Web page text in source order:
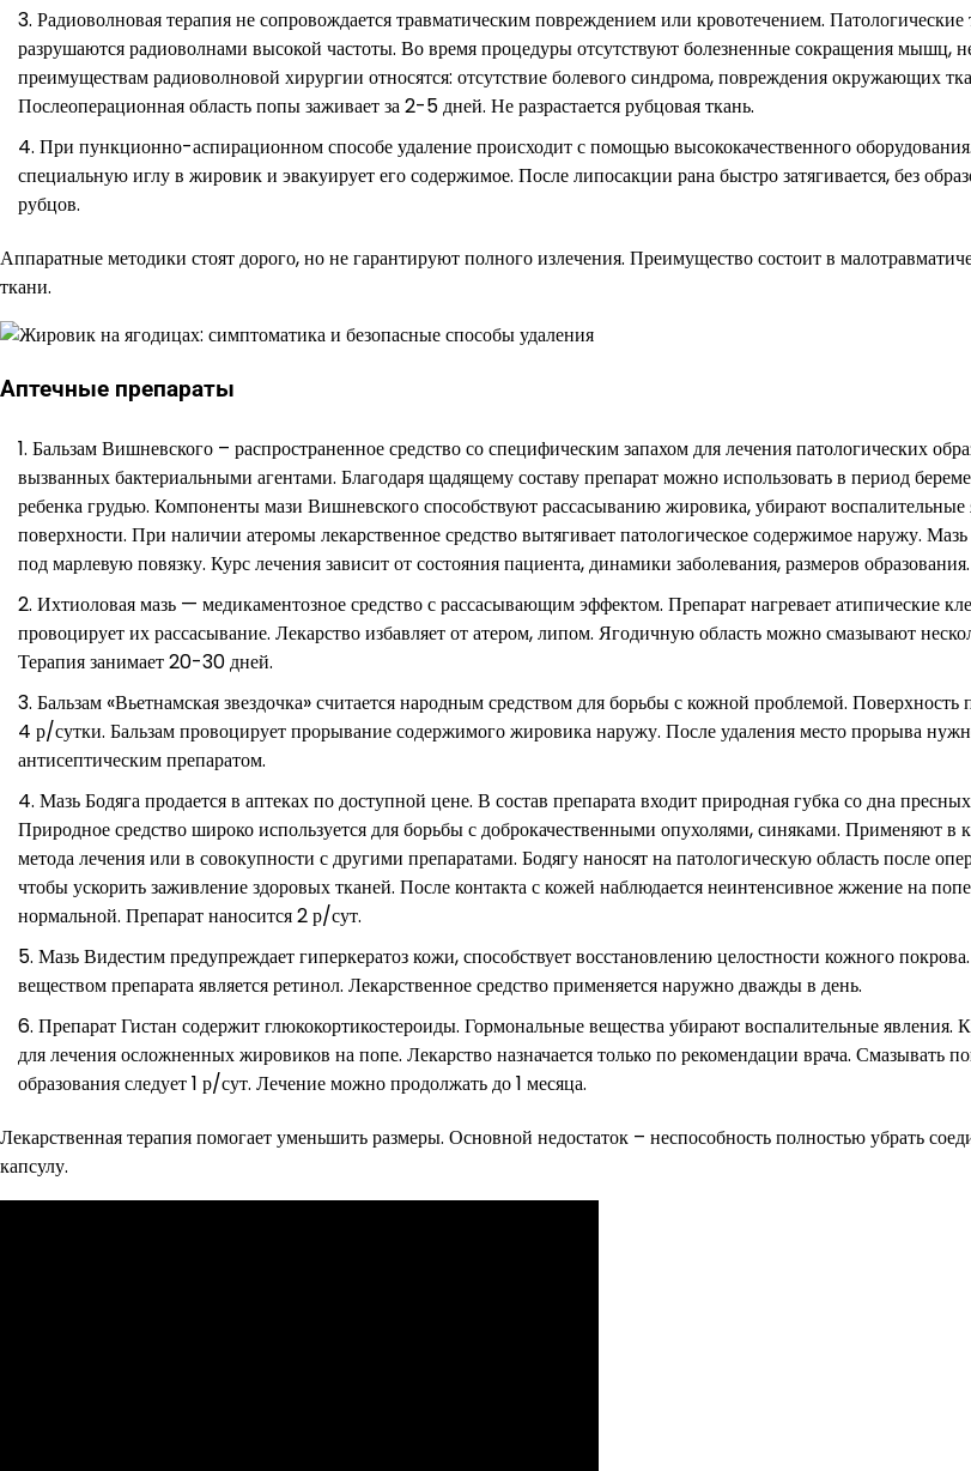
Радиоволновая терапия не сопровождается травматическим повреждением или кровотечением. Патологические
разрушаются радиоволнами высокой частоты. Во время процедуры отсутствуют болезненные сокращения мышц,
преимуществам радиоволновой хирургии относятся: отсутствие болевого синдрома, повреждения окружающих
Послеоперационная область попы заживает за 2-5 дней. Не разрастается рубцовая ткань.
При пункционно-аспирационном способе удаление происходит с помощью высококачественного
специальную иглу в жировик и эвакуирует его содержимое. После липосакции рана быстро затягивается, без
рубцов.
Аппаратные методики стоят дорого, но не гарантируют полного излечения. Преимущество состоит в
ткани.
Аптечные препараты
Бальзам Вишневского – распространенное средство со специфическим запахом для лечения патологических
вызванных бактериальными агентами. Благодаря щадящему составу препарат можно использовать в период
ребенка грудью. Компоненты мази Вишневского способствуют рассасыванию жировика, убирают воспалительные
поверхности. При наличии атеромы лекарственное средство вытягивает патологическое содержимое наружу.
под марлевую повязку. Курс лечения зависит от состояния пациента, динамики заболевания, размеров образования.
Ихтиоловая мазь — медикаментозное средство с рассасывающим эффектом. Препарат нагревает атипические
провоцирует их рассасывание. Лекарство избавляет от атером, липом. Ягодичную область можно смазывают
Терапия занимает 20-30 дней.
Бальзам «Вьетнамская звездочка» считается народным средством для борьбы с кожной проблемой.
4 р/сутки. Бальзам провоцирует прорывание содержимого жировика наружу. После удаления место прорыва
антисептическим препаратом.
Мазь Бодяга продается в аптеках по доступной цене. В состав препарата входит природная губка со дна
Природное средство широко используется для борьбы с доброкачественными опухолями, синяками. Применяют в
метода лечения или в совокупности с другими препаратами. Бодягу наносят на патологическую область после
чтобы ускорить заживление здоровых тканей. После контакта с кожей наблюдается неинтенсивное жжение на
нормальной. Препарат наносится 2 р/сут.
Мазь Видестим предупреждает гиперкератоз кожи, способствует восстановлению целостности кожного
веществом препарата является ретинол. Лекарственное средство применяется наружно дважды в день.
Препарат Гистан содержит глюкокортикостероиды. Гормональные вещества убирают воспалительные явления.
для лечения осложненных жировиков на попе. Лекарство назначается только по рекомендации врача. Смазывать
образования следует 1 р/сут. Лечение можно продолжать до 1 месяца.
Лекарственная терапия помогает уменьшить размеры. Основной недостаток – неспособность полностью убрать
капсулу.